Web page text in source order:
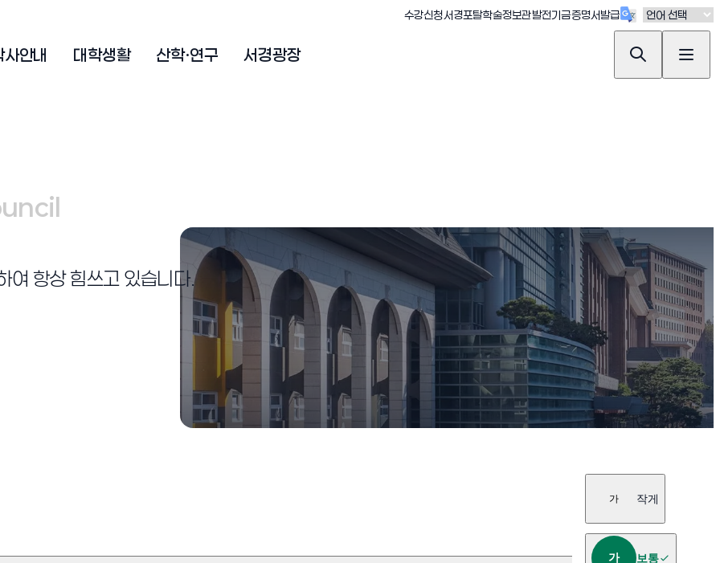
수강신청(새창 열림)
서경포탈(새창 열림)
학술정보관(새창 열림)
발전기금(새창 열림)
증명서발급(새창 열림)
사안내 대학생활 산학·연구 서경광장
여 항상 힘쓰고 있습니다.
가 작게
가 보통